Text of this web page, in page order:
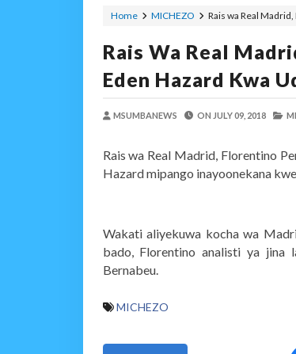
OSCAR ASSENGA
Nilishikilia
Zawadi -Aug 08
Zawadi-Aug 08
Nilinusurika
TANZANIA
OKULY BLOG
MGALU
WMA
OKULY BLOG
Home MICHEZO Rais wa Real
Rais Wa Real
Eden Hazard Kwa
MSUMBANEWS ON JULY 09, 2018
Rais wa Real Madrid, Florentino
Hazard mipango inayoonekana
Wakati aliyekuwa kocha wa
bado, Florentino analisti ya jina
Bernabeu.
MICHEZO